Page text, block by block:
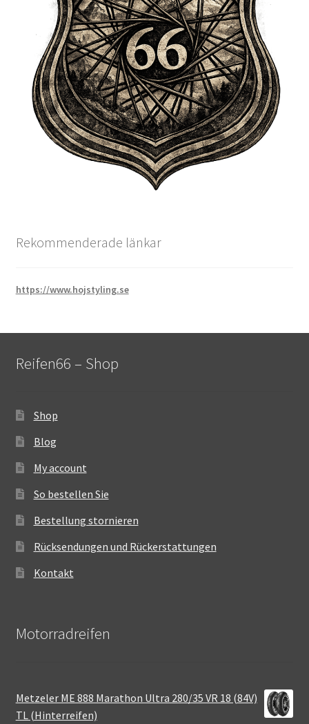
Rekommenderade länkar
https://www.hojstyling.se
Reifen66 – Shop
Shop
Blog
My account
So bestellen Sie
Bestellung stornieren
Rücksendungen und Rückerstattungen
Kontakt
Motorradreifen
Metzeler ME 888 Marathon Ultra 280/35 VR 18 (84V)
TL (Hinterreifen)